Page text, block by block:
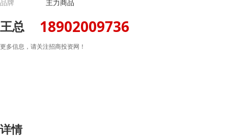
品牌
主力商品
王总 18902009736
更多信息，请关注招商投资网！
详情